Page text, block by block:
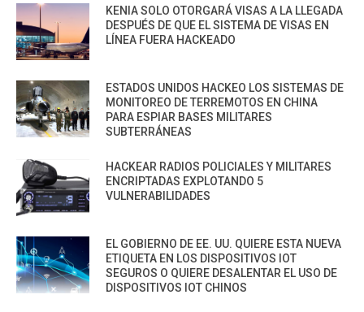
KENIA SOLO OTORGARÁ VISAS A LA LLEGADA
DESPUÉS DE QUE EL SISTEMA DE VISAS EN
LÍNEA FUERA HACKEADO
ESTADOS UNIDOS HACKEO LOS SISTEMAS DE
MONITOREO DE TERREMOTOS EN CHINA
PARA ESPIAR BASES MILITARES
SUBTERRÁNEAS
HACKEAR RADIOS POLICIALES Y MILITARES
ENCRIPTADAS EXPLOTANDO 5
VULNERABILIDADES
EL GOBIERNO DE EE. UU. QUIERE ESTA NUEVA
ETIQUETA EN LOS DISPOSITIVOS IOT
SEGUROS O QUIERE DESALENTAR EL USO DE
DISPOSITIVOS IOT CHINOS